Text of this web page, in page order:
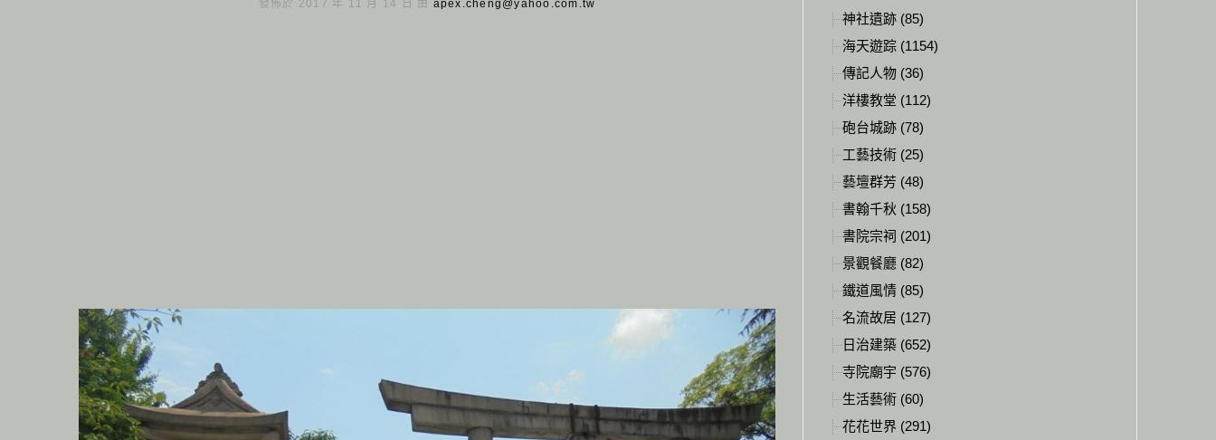
發佈於 2017 年 11 月 14 日 由 apex.cheng@yahoo.com.tw
神社遺跡 (85)
海天遊踪 (1154)
傳記人物 (36)
洋樓教堂 (112)
砲台城跡 (78)
工藝技術 (25)
藝壇群芳 (48)
書翰千秋 (158)
書院宗祠 (201)
景觀餐廳 (82)
鐵道風情 (85)
名流故居 (127)
日治建築 (652)
寺院廟宇 (576)
生活藝術 (60)
花花世界 (291)